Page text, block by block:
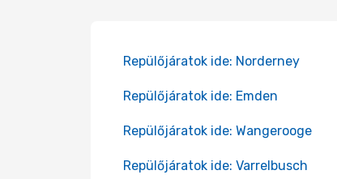
Repülőjáratok ide: Norderney
Repülőjáratok ide: Emden
Repülőjáratok ide: Wangerooge
Repülőjáratok ide: Varrelbusch